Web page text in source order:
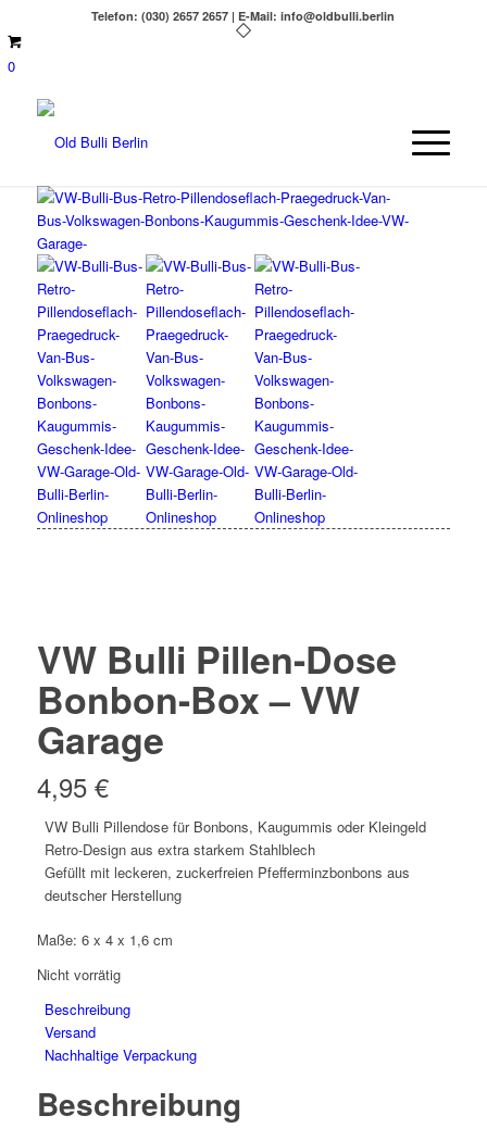
Telefon: (030) 2657 2657 | E-Mail: info@oldbulli.berlin
0
VW Bulli Pillen-Dose
Bonbon-Box – VW
Garage
4,95 €
VW Bulli Pillendose für Bonbons, Kaugummis oder Kleingeld
Retro-Design aus extra starkem Stahlblech
Gefüllt mit leckeren, zuckerfreien Pfefferminzbonbons aus
deutscher Herstellung
Maße: 6 x 4 x 1,6 cm
Nicht vorrätig
Beschreibung
Versand
Nachhaltige Verpackung
Beschreibung